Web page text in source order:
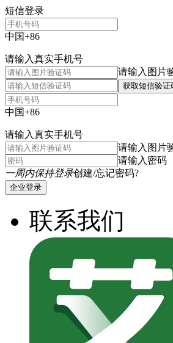
短信登录
中国+86
请输入真实手机号
请输入图片
获取短信验证
中国+86
请输入真实手机号
请输入图片
请输入密码
一周内保持登录创建/忘记密码?
企业登录
联系我们